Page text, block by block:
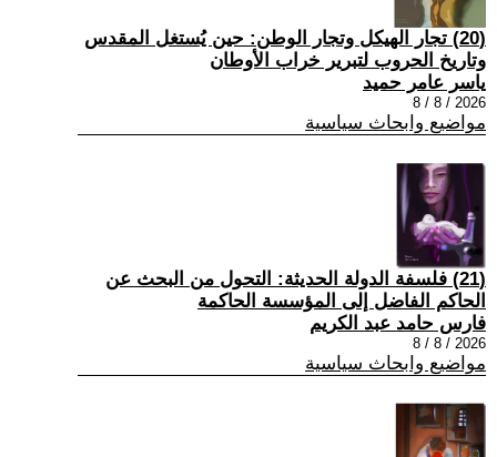
(20) تجار الهيكل وتجار الوطن: حين يُستغل المقدس
وتاريخ الحروب لتبرير خراب الأوطان
ياسر عامر حميد
2026 / 8 / 8
مواضيع وابحاث سياسية
(21) فلسفة الدولة الحديثة: التحول من البحث عن
الحاكم الفاضل إلى المؤسسة الحاكمة
فارس حامد عبد الكريم
2026 / 8 / 8
مواضيع وابحاث سياسية